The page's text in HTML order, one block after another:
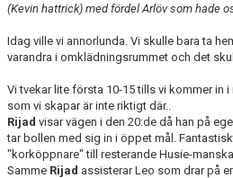
(Kevin hattrick) med fördel Arlöv som hade
Idag ville vi annorlunda. Vi skulle bara ta
varandra i omklädningsrummet och det
Vi tvekar lite första 10-15 tills vi kommer in
som vi skapar är inte riktigt där..
Rijad visar vägen i den 20:de då han på
tar bollen med sig in i öppet mål.
"korköppnare" till resterande Husie-
Samme Rijad assisterar Leo som drar på